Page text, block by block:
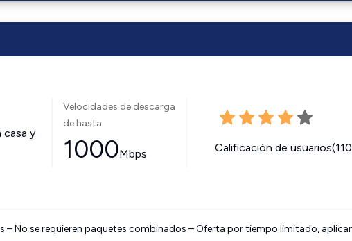
casa y
Velocidades de descarga
de hasta
1000Mbps Calificación de
– No se requieren paquetes combinados – Oferta por tiempo limitado,